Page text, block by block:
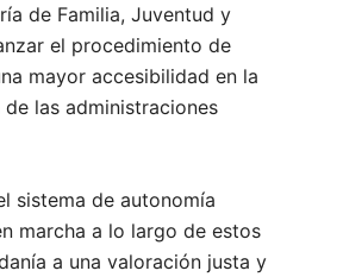
de Familia, Juventud y
el procedimiento de
mayor accesibilidad en la
las administraciones
sistema de autonomía
marcha a lo largo de estos
a una valoración justa y